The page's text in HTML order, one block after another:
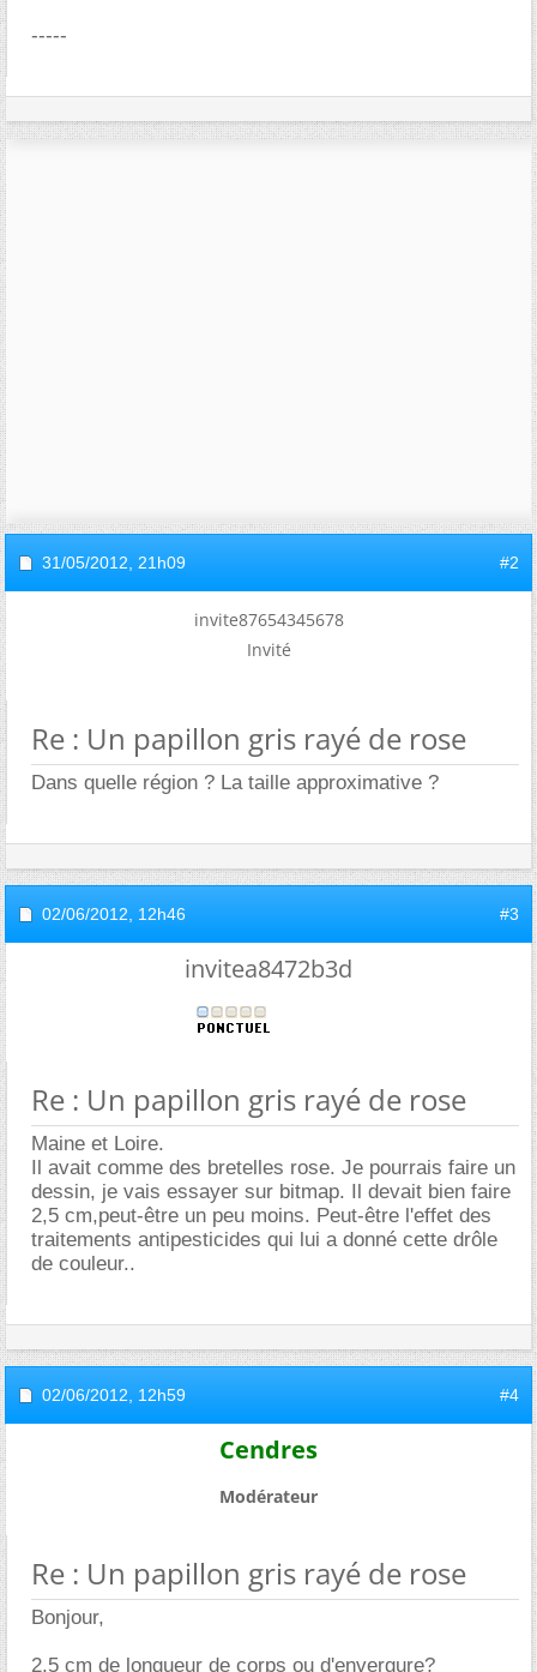
-----
31/05/2012, 21h09 #2
invite87654345678
Invité
Re : Un papillon gris rayé de rose
Dans quelle région ? La taille approximative ?
02/06/2012, 12h46 #3
invitea8472b3d
Re : Un papillon gris rayé de rose
Maine et Loire.
Il avait comme des bretelles rose. Je pourrais faire un
dessin, je vais essayer sur bitmap. Il devait bien faire
2,5 cm,peut-être un peu moins. Peut-être l'effet des
traitements antipesticides qui lui a donné cette drôle
de couleur..
02/06/2012, 12h59 #4
Cendres
Modérateur
Re : Un papillon gris rayé de rose
Bonjour,
2,5 cm de longueur de corps ou d'envergure?